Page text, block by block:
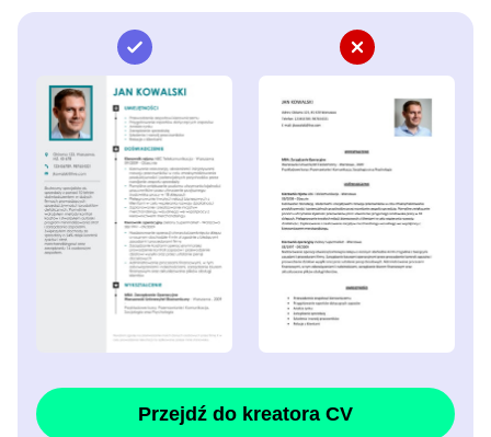
Przejdź do kreatora CV